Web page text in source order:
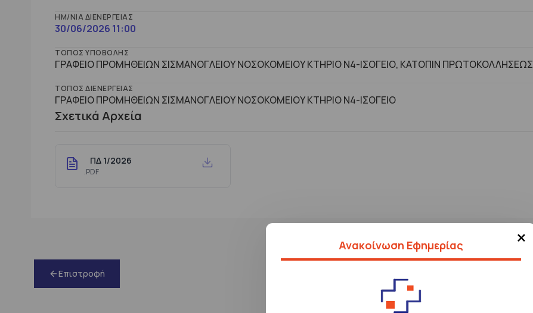
×
Ανακοίνωση Εφημερίας
ΗΜ/ΝΊΑ ΔΙΕΝΈΡΓΕΙΑΣ
30/06/2026 11:00
ΤΌΠΟΣ ΥΠΟΒΟΛΉΣ
ΓΡΑΦΕΙΟ ΠΡΟΜΗΘΕΙΩΝ ΣΙΣΜΑΝΟΓΛΕΙΟΥ ΝΟΣΟΚΟΜΕΙΟΥ ΚΤΗΡΙΟ Ν4-ΙΣΟΓΕΙΟ, ΚΑΤΟΠΙΝ ΠΡΩΤΟΚΟΛΛΗΣΕΩΣ
ΤΌΠΟΣ ΔΙΕΝΈΡΓΕΙΑΣ
ΓΡΑΦΕΙΟ ΠΡΟΜΗΘΕΙΩΝ ΣΙΣΜΑΝΟΓΛΕΙΟΥ ΝΟΣΟΚΟΜΕΙΟΥ ΚΤΗΡΙΟ Ν4-ΙΣΟΓΕΙΟ
Σχετικά Αρχεία
ΠΔ 1/2026
.PDF
Επιστροφή